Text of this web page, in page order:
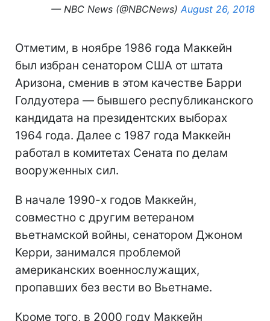
— NBC News (@NBCNews) August 26, 2018
Отметим, в ноябре 1986 года Маккейн
был избран сенатором США от штата
Аризона, сменив в этом качестве Барри
Голдуотера — бывшего республиканского
кандидата на президентских выборах
1964 года. Далее с 1987 года Маккейн
работал в комитетах Сената по делам
вооруженных сил.
В начале 1990-х годов Маккейн,
совместно с другим ветераном
вьетнамской войны, сенатором Джоном
Керри, занимался проблемой
американских военнослужащих,
пропавших без вести во Вьетнаме.
Кроме того, в 2000 году Маккейн